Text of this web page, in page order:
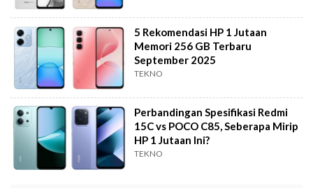
5 Rekomendasi HP 1 Jutaan
Memori 256 GB Terbaru
September 2025
TEKNO
Perbandingan Spesifikasi Redmi
15C vs POCO C85, Seberapa Mirip
HP 1 Jutaan Ini?
TEKNO